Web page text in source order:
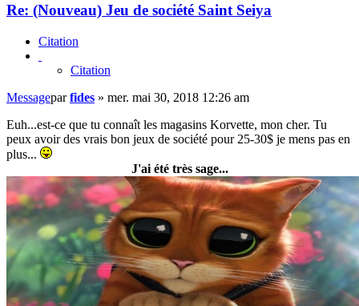
Re: (Nouveau) Jeu de société Saint Seiya
Citation
Citation
Messageparfides » mer. mai 30, 2018 12:26 am
Euh...est-ce que tu connaît les magasins Korvette, mon cher. Tu
peux avoir des vrais bon jeux de société pour 25-30$ je mens pas en
plus...
J'ai été très sage...